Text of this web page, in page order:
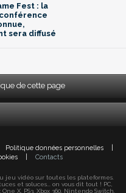
Fest : la
sera diffusé
de cette page
Politique données personnelles
Contacts
jeu vidéo sur toutes les plateformes.
et soluces... on vous dit tout ! PC,
One X, PS3, Xbox 360, Nintendo Switch,